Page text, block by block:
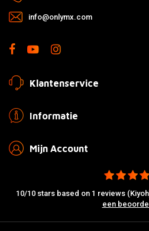
info@onlymx.com
Klantenservice
Informatie
Mijn Account
10/10 stars based on 1 reviews
een